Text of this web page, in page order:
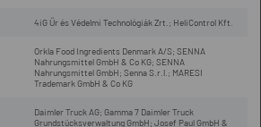
4iG Űr és Védelmi Technológiák Zrt.; HeliControl Kft.
Orkla Food Ingredients Denmark A/S; SENNA
Nahrungsmittel GmbH & Co KG; SENNA
Nahrungsmittel GmbH; Senna S.r.l.; MARESI
Trademark GmbH & Co KG
Daimler Truck AG; Gamma 7 Daimler Truck
Grundstücksverwaltung GmbH; Josef Paul GmbH &